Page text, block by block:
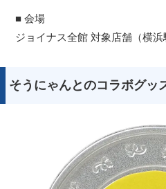
■ 会場
ジョイナス全館 対象店舗（横浜
そうにゃんとのコラボグッ